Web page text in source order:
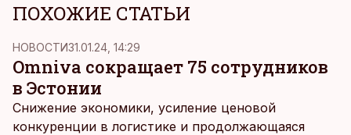
ПОХОЖИЕ СТАТЬИ
НОВОСТИ31.01.24, 14:29
Omniva сокращает 75 сотрудников
в Эстонии
Снижение экономики, усиление ценовой
конкуренции в логистике и продолжающаяся